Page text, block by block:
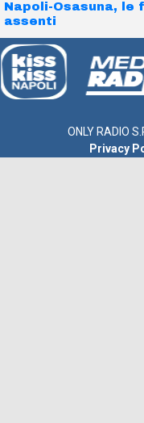
Napoli-Osasuna,
assenti
ONLY RADIO
Privacy